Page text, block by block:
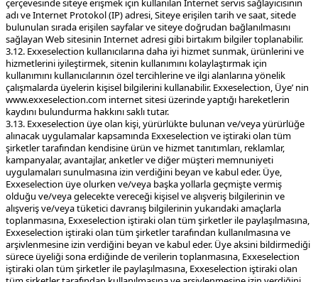
çerçevesinde siteye erişmek için kullanılan İnternet servis sağlayıcısının
adı ve Internet Protokol (IP) adresi, Siteye erişilen tarih ve saat, sitede
bulunulan sırada erişilen sayfalar ve siteye doğrudan bağlanılmasını
sağlayan Web sitesinin Internet adresi gibi birtakım bilgiler toplanabilir.
3.12. Exxeselection kullanıcılarına daha iyi hizmet sunmak, ürünlerini ve
hizmetlerini iyileştirmek, sitenin kullanımını kolaylaştırmak için
kullanımını kullanıcılarının özel tercihlerine ve ilgi alanlarına yönelik
çalışmalarda üyelerin kişisel bilgilerini kullanabilir. Exxeselection, Üye’ nin
www.exxeselection.com internet sitesi üzerinde yaptığı hareketlerin
kaydını bulundurma hakkını saklı tutar.
3.13. Exxeselection üye olan kişi, yürürlükte bulunan ve/veya yürürlüğe
alınacak uygulamalar kapsamında Exxeselection ve iştiraki olan tüm
şirketler tarafından kendisine ürün ve hizmet tanıtımları, reklamlar,
kampanyalar, avantajlar, anketler ve diğer müşteri memnuniyeti
uygulamaları sunulmasına izin verdiğini beyan ve kabul eder. Üye,
Exxeselection üye olurken ve/veya başka yollarla geçmişte vermiş
olduğu ve/veya gelecekte vereceği kişisel ve alışveriş bilgilerinin ve
alışveriş ve/veya tüketici davranış bilgilerinin yukarıdaki amaçlarla
toplanmasına, Exxeselection iştiraki olan tüm şirketler ile paylaşılmasına,
Exxeselection iştiraki olan tüm şirketler tarafından kullanılmasına ve
arşivlenmesine izin verdiğini beyan ve kabul eder. Üye aksini bildirmediği
sürece üyeliği sona erdiğinde de verilerin toplanmasına, Exxeselection
iştiraki olan tüm şirketler ile paylaşılmasına, Exxeselection iştiraki olan